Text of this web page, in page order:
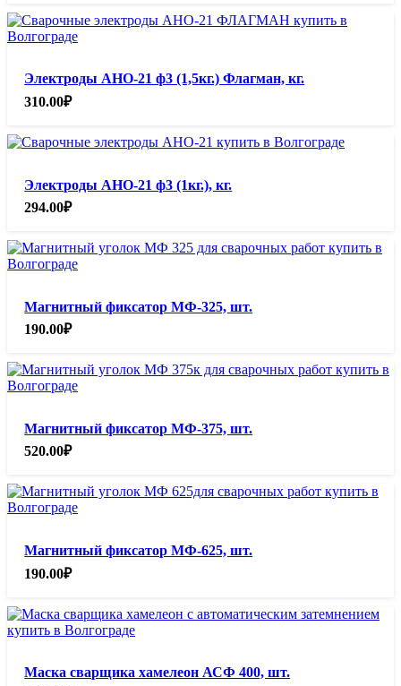
Электроды АНО-21 ф3 (1,5кг.) Флагман, кг.
310.00₽
Электроды АНО-21 ф3 (1кг.), кг.
294.00₽
Магнитный фиксатор МФ-325, шт.
190.00₽
Магнитный фиксатор МФ-375, шт.
520.00₽
Магнитный фиксатор МФ-625, шт.
190.00₽
Маска сварщика хамелеон АСФ 400, шт.